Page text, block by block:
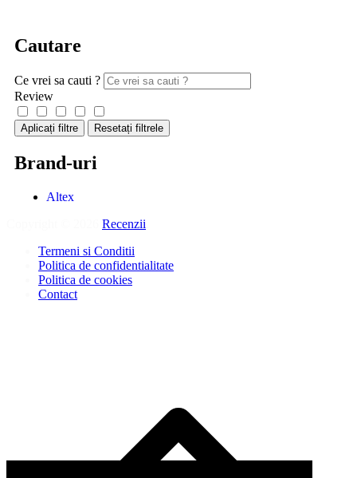
Cautare
Ce vrei sa cauti ?
Review
Aplicați filtre Resetați filtrele
Brand-uri
Altex
Recenzii
Termeni si Conditii
Politica de confidentialitate
Politica de cookies
Contact